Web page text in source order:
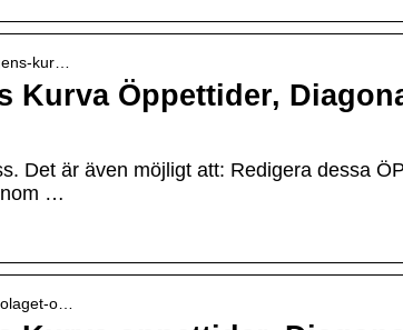
kur…
Kurva Öppettider,
Det är även möjligt att: Redigera dessa
…
o…